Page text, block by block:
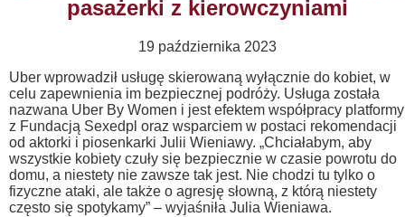
pasażerki z kierowczyniami
19 października 2023
Uber wprowadził usługę skierowaną wyłącznie do kobiet, w
celu zapewnienia im bezpiecznej podróży. Usługa została
nazwana Uber By Women i jest efektem współpracy platformy
z Fundacją Sexedpl oraz wsparciem w postaci rekomendacji
od aktorki i piosenkarki Julii Wieniawy. „Chciałabym, aby
wszystkie kobiety czuły się bezpiecznie w czasie powrotu do
domu, a niestety nie zawsze tak jest. Nie chodzi tu tylko o
fizyczne ataki, ale także o agresję słowną, z którą niestety
często się spotykamy” – wyjaśniła Julia Wieniawa.